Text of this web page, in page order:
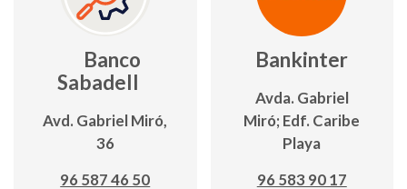
Banco
Sabadell
Avd. Gabriel Miró,
36
96 587 46 50
Bankinter
Avda. Gabriel
Miró; Edf. Caribe
Playa
96 583 90 17